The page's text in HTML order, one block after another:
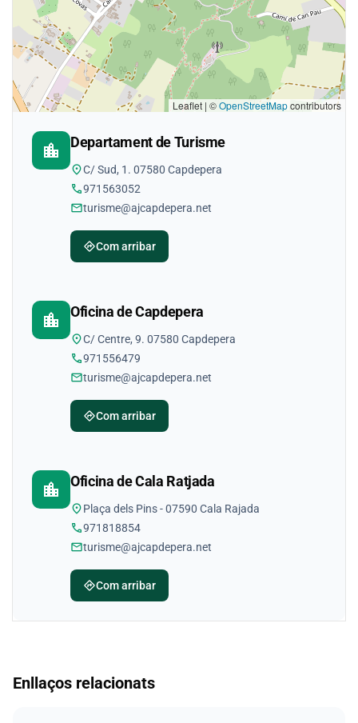
Leaflet | ©OpenStreetMapcontributors
location_city Departament de Turisme
location_onC/ Sud, 1. 07580 Capdepera
phone971563052
mailturisme@ajcapdepera.net
directionsCom arribar
location_city Oficina de Capdepera
location_onC/ Centre, 9. 07580 Capdepera
phone971556479
mailturisme@ajcapdepera.net
directionsCom arribar
location_city Oficina de Cala Ratjada
location_onPlaça dels Pins - 07590 Cala Rajada
phone971818854
mailturisme@ajcapdepera.net
directionsCom arribar
Enllaços relacionats